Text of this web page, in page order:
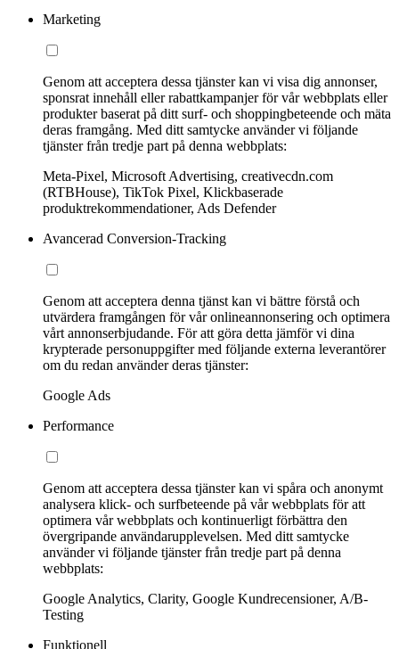
Marketing
Genom att acceptera dessa tjänster kan vi visa dig annonser,
sponsrat innehåll eller rabattkampanjer för vår webbplats eller
produkter baserat på ditt surf- och shoppingbeteende och mäta
deras framgång. Med ditt samtycke använder vi följande
tjänster från tredje part på denna webbplats:
Meta-Pixel, Microsoft Advertising, creativecdn.com
(RTBHouse), TikTok Pixel, Klickbaserade
produktrekommendationer, Ads Defender
Avancerad Conversion-Tracking
Genom att acceptera denna tjänst kan vi bättre förstå och
utvärdera framgången för vår onlineannonsering och optimera
vårt annonserbjudande. För att göra detta jämför vi dina
krypterade personuppgifter med följande externa leverantörer
om du redan använder deras tjänster:
Google Ads
Performance
Genom att acceptera dessa tjänster kan vi spåra och anonymt
analysera klick- och surfbeteende på vår webbplats för att
optimera vår webbplats och kontinuerligt förbättra den
övergripande användarupplevelsen. Med ditt samtycke
använder vi följande tjänster från tredje part på denna
webbplats:
Google Analytics, Clarity, Google Kundrecensioner, A/B-
Testing
Funktionell